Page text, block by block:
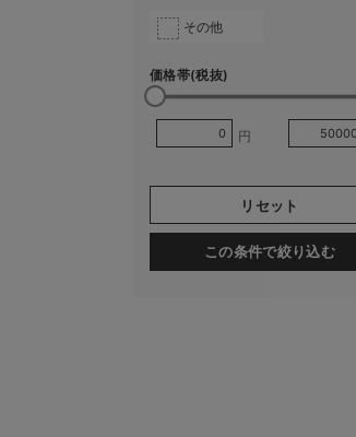
その他
価格帯(税抜)
円
リセット
この条件で絞り込む